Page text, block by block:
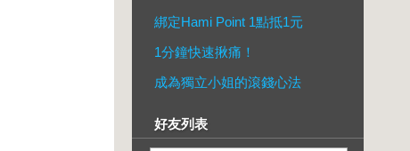
綁定Hami Point 1點抵1元
1分鐘快速揪痛！
成為獨立小姐的滾錢心法
好友列表